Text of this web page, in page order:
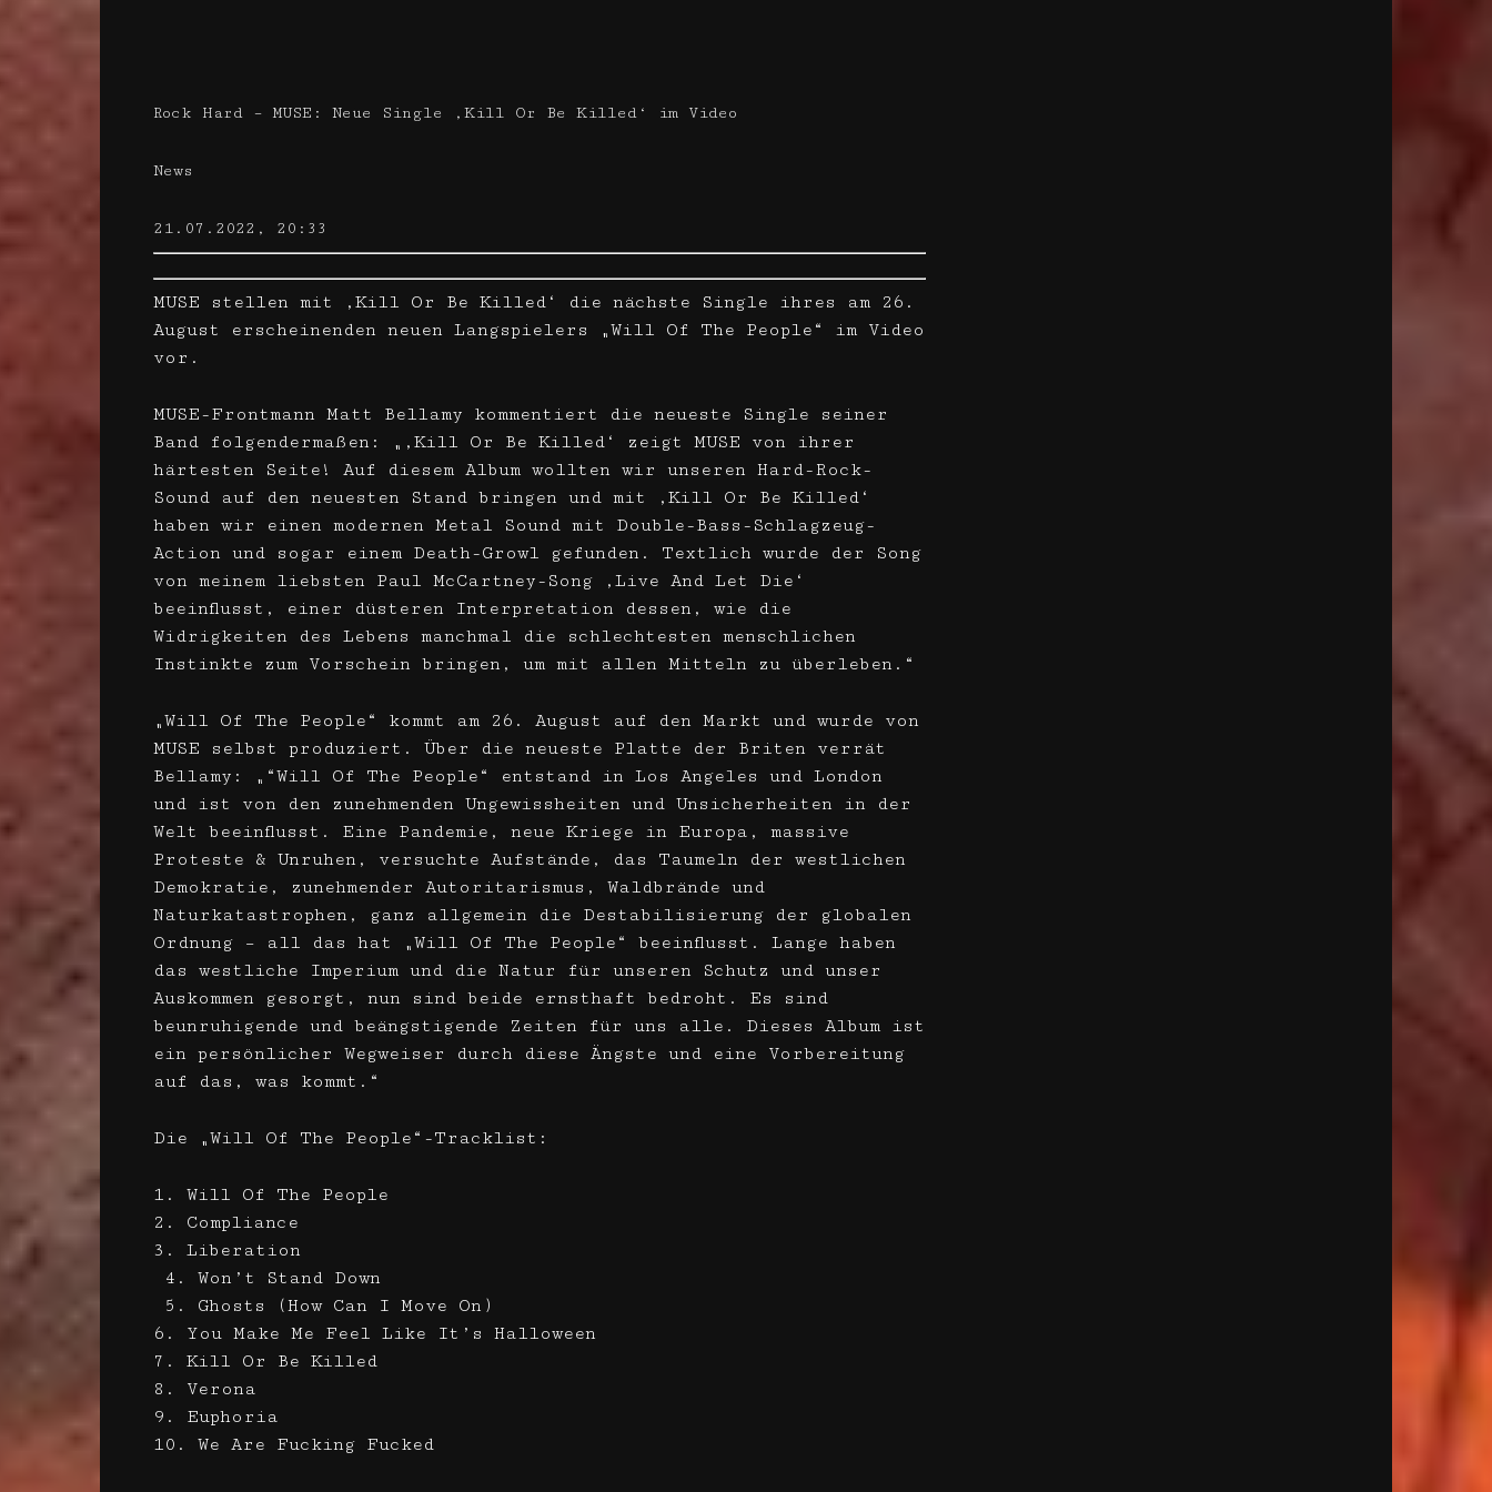
Rock Hard – MUSE: Neue Single ‚Kill Or Be Killed‘ im Video
News
21.07.2022, 20:33
MUSE stellen mit ‚Kill Or Be Killed‘ die nächste Single ihres am 26.
August erscheinenden neuen Langspielers „Will Of The People“ im Video
vor.
MUSE-Frontmann Matt Bellamy kommentiert die neueste Single seiner
Band folgendermaßen: „‚Kill Or Be Killed‘ zeigt MUSE von ihrer
härtesten Seite! Auf diesem Album wollten wir unseren Hard-Rock-
Sound auf den neuesten Stand bringen und mit ‚Kill Or Be Killed‘
haben wir einen modernen Metal Sound mit Double-Bass-Schlagzeug-
Action und sogar einem Death-Growl gefunden. Textlich wurde der Song
von meinem liebsten Paul McCartney-Song ‚Live And Let Die‘
beeinflusst, einer düsteren Interpretation dessen, wie die
Widrigkeiten des Lebens manchmal die schlechtesten menschlichen
Instinkte zum Vorschein bringen, um mit allen Mitteln zu überleben.“
„Will Of The People“ kommt am 26. August auf den Markt und wurde von
MUSE selbst produziert. Über die neueste Platte der Briten verrät
Bellamy: „“Will Of The People“ entstand in Los Angeles und London
und ist von den zunehmenden Ungewissheiten und Unsicherheiten in der
Welt beeinflusst. Eine Pandemie, neue Kriege in Europa, massive
Proteste & Unruhen, versuchte Aufstände, das Taumeln der westlichen
Demokratie, zunehmender Autoritarismus, Waldbrände und
Naturkatastrophen, ganz allgemein die Destabilisierung der globalen
Ordnung – all das hat „Will Of The People“ beeinflusst. Lange haben
das westliche Imperium und die Natur für unseren Schutz und unser
Auskommen gesorgt, nun sind beide ernsthaft bedroht. Es sind
beunruhigende und beängstigende Zeiten für uns alle. Dieses Album ist
ein persönlicher Wegweiser durch diese Ängste und eine Vorbereitung
auf das, was kommt.“
Die „Will Of The People“-Tracklist:
1. Will Of The People
2. Compliance
3. Liberation
4. Won’t Stand Down
5. Ghosts (How Can I Move On)
6. You Make Me Feel Like It’s Halloween
7. Kill Or Be Killed
8. Verona
9. Euphoria
10. We Are Fucking Fucked